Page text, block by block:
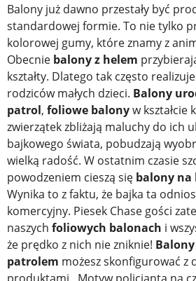
Balony już dawno przestały być
standardowej formie. To nie tylko
kolorowej gumy, które znamy z
Obecnie balony z helem
kształty. Dlatego tak często
rodziców małych dzieci. Balony
patrol, foliowe balonyw kształcie
zwierzątek zbliżają maluchy do ich
bajkowego świata, pobudzają
wielką radość. W ostatnim czasie
powodzeniem cieszą się balony na
Wynika to z faktu, że bajka ta
komercyjny. Piesek Chase gości
naszych foliowych balonach i
że prędko z nich nie zniknie!
patrolem możesz skonfigurować z